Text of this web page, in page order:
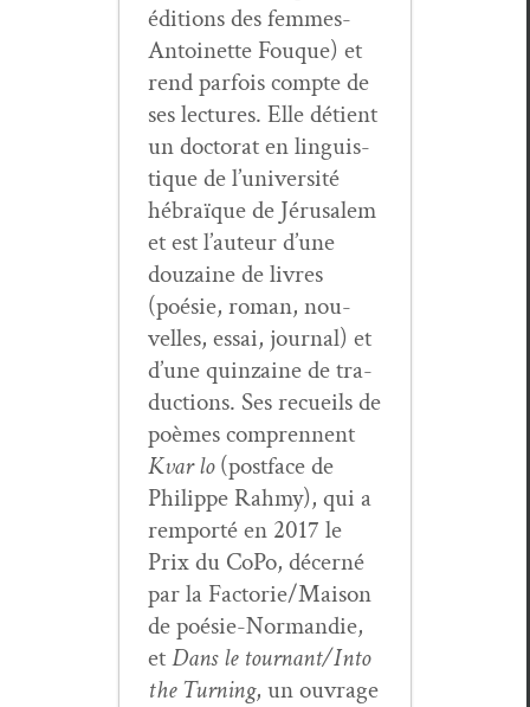
édi­tions des femmes-
Antoinette Fouque) et
rend par­fois compte de
ses lec­tures. Elle détient
un doc­tor­at en lin­guis­
tique de l’université
hébraïque de Jérusalem
et est l’auteur d’une
douzaine de livres
(poésie, roman, nou­
velles, essai, jour­nal) et
d’une quin­zaine de tra­
duc­tions. Ses recueils de
poèmes com­pren­nent
Kvar lo(post­face de
Philippe Rah­my), qui a
rem­porté en 2017 le
Prix du CoPo, décerné
par la Factorie/Maison
de poésie-Nor­mandie,
etDans le tournant/Into
the Turn­ing, un ouvrage